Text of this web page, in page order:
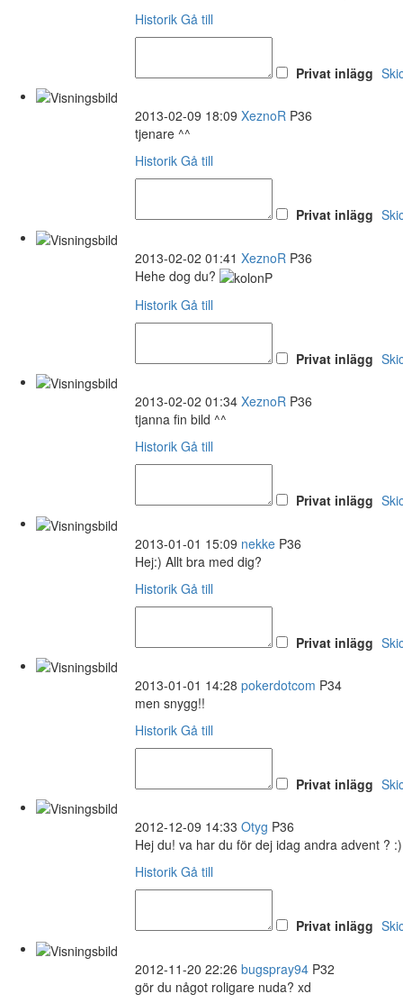
Historik Gå till
Privat inlägg
2013-02-09 18:09 XeznoR P36
tjenare ^^
Historik Gå till
Privat inlägg
2013-02-02 01:41 XeznoR P36
Hehe dog du?
Historik Gå till
Privat inlägg
2013-02-02 01:34 XeznoR P36
tjanna fin bild ^^
Historik Gå till
Privat inlägg
2013-01-01 15:09 nekke P36
Hej:) Allt bra med dig?
Historik Gå till
Privat inlägg
2013-01-01 14:28 pokerdotcom P34
men snygg!!
Historik Gå till
Privat inlägg
2012-12-09 14:33 Otyg P36
Hej du! va har du för dej idag andra advent ? :)
Historik Gå till
Privat inlägg
2012-11-20 22:26 bugspray94 P32
gör du något roligare nuda? xd